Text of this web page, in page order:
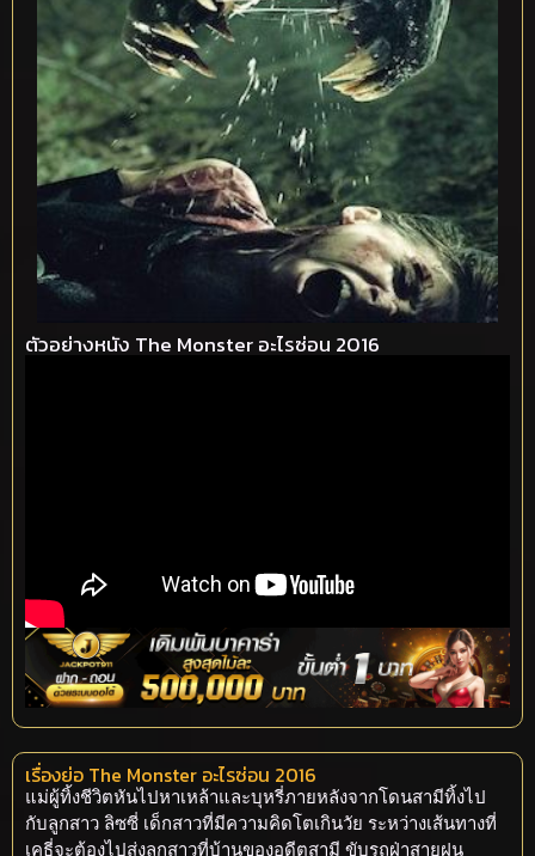
ตัวอย่างหนัง The Monster อะไรซ่อน 2016
เรื่องย่อ The Monster อะไรซ่อน 2016
แม่ผู้ทิ้งชีวิตหันไปหาเหล้าและบุหรี่ภายหลังจากโดนสามีทิ้งไป
กับลูกสาว ลิซซี่ เด็กสาวที่มีความคิดโตเกินวัย ระหว่างเส้นทางที่
เคธี่จะต้องไปส่งลูกสาวที่บ้านของอดีตสามี ขับรถฝ่าสายฝน